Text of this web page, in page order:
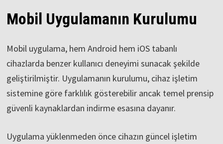
Mobil Uygulamanın Kurulumu
Mobil uygulama, hem Android hem iOS tabanlı
cihazlarda benzer kullanıcı deneyimi sunacak şekilde
geliştirilmiştir. Uygulamanın kurulumu, cihaz işletim
sistemine göre farklılık gösterebilir ancak temel prensip
güvenli kaynaklardan indirme esasına dayanır.
Uygulama yüklenmeden önce cihazın güncel işletim